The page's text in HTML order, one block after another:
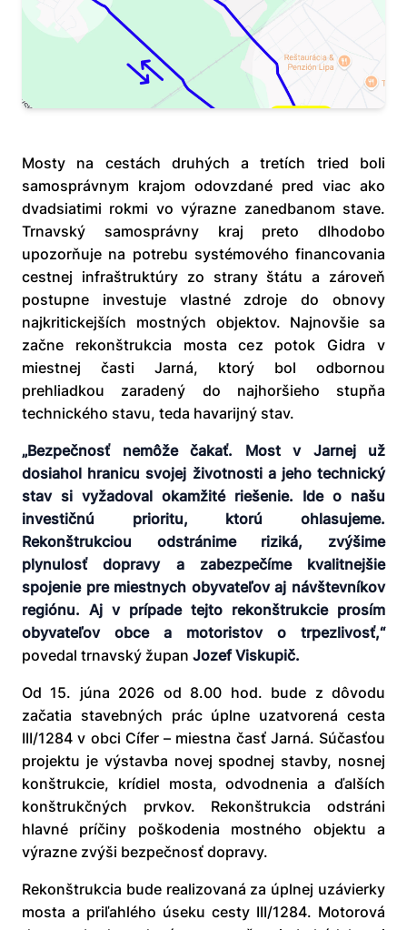
Mosty na cestách druhých a tretích tried boli
samosprávnym krajom odovzdané pred viac ako
dvadsiatimi rokmi vo výrazne zanedbanom stave.
Trnavský samosprávny kraj preto dlhodobo
upozorňuje na potrebu systémového financovania
cestnej infraštruktúry zo strany štátu a zároveň
postupne investuje vlastné zdroje do obnovy
najkritickejších mostných objektov. Najnovšie sa
začne rekonštrukcia mosta cez potok Gidra v
miestnej časti Jarná, ktorý bol odbornou
prehliadkou zaradený do najhoršieho stupňa
technického stavu, teda havarijný stav.
„Bezpečnosť nemôže čakať. Most v Jarnej už
dosiahol hranicu svojej životnosti a jeho technický
stav si vyžadoval okamžité riešenie. Ide o našu
investičnú prioritu, ktorú ohlasujeme.
Rekonštrukciou odstránime riziká, zvýšime
plynulosť dopravy a zabezpečíme kvalitnejšie
spojenie pre miestnych obyvateľov aj návštevníkov
regiónu. Aj v prípade tejto rekonštrukcie prosím
obyvateľov obce a motoristov o trpezlivosť,“
povedal trnavský župan Jozef Viskupič.
Od 15. júna 2026 od 8.00 hod. bude z dôvodu
začatia stavebných prác úplne uzatvorená cesta
III/1284 v obci Cífer – miestna časť Jarná. Súčasťou
projektu je výstavba novej spodnej stavby, nosnej
konštrukcie, krídiel mosta, odvodnenia a ďalších
konštrukčných prvkov. Rekonštrukcia odstráni
hlavné príčiny poškodenia mostného objektu a
výrazne zvýši bezpečnosť dopravy.
Rekonštrukcia bude realizovaná za úplnej uzávierky
mosta a priľahlého úseku cesty III/1284. Motorová